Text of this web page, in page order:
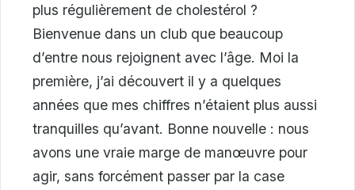
plus régulièrement de cholestérol ?
Bienvenue dans un club que beaucoup
d’entre nous rejoignent avec l’âge. Moi la
première, j’ai découvert il y a quelques
années que mes chiffres n’étaient plus aussi
tranquilles qu’avant. Bonne nouvelle : nous
avons une vraie marge de manœuvre pour
agir, sans forcément passer par la case